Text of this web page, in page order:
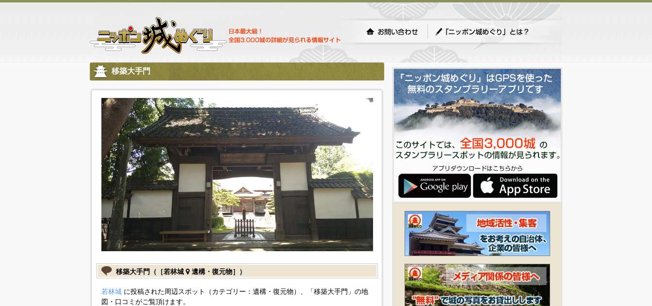
移築大手門
移築大手門（［若林城 遺構・復元物］）
若林城に投稿された周辺スポット（カテゴリー：遺構・復元物）、「移築大手門」の地
図・口コミがご覧頂けます。